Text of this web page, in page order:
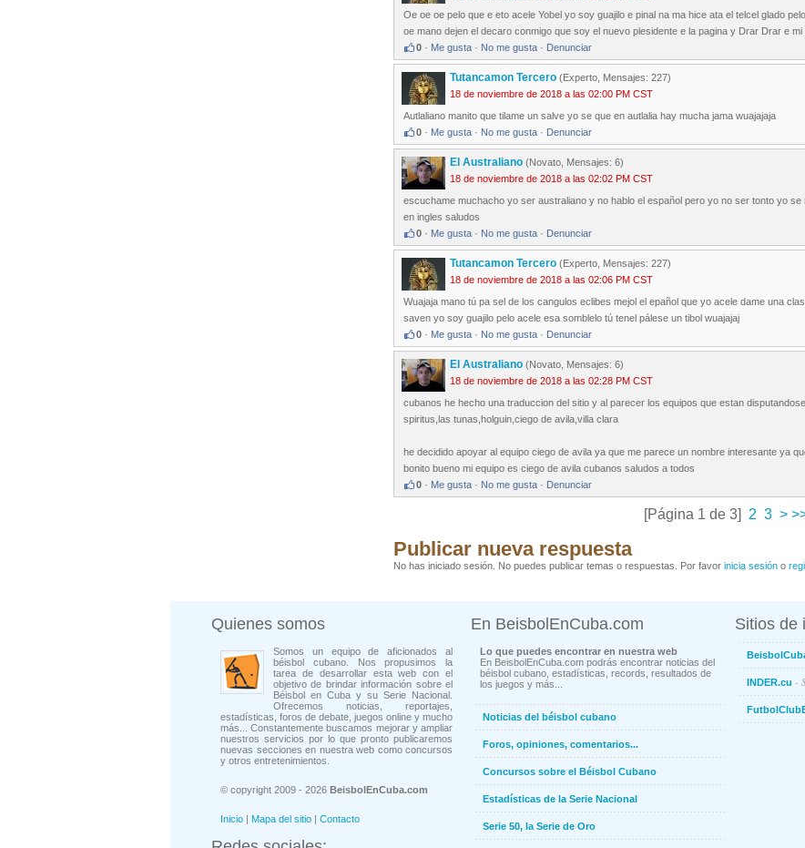
Oe oe oe pelo que e eto acele Yobel yo soy guajilo e pinal na ma hice ata el telcel glado
oe mano dejen el decaro conmigo que soy el nuevo plesidente e la pagina y Drar Drar e
0 · Me gusta · No me gusta · Denunciar
Tutancamon Tercero (Experto, Mensajes: 227)
18 de noviembre de 2018 a las 02:00 PM CST
Autlaliano manito que tilame un salve yo se que en autlalia hay mucha jama wuajajaja
0 · Me gusta · No me gusta · Denunciar
El Australiano (Novato, Mensajes: 6)
18 de noviembre de 2018 a las 02:02 PM CST
escuchame muchacho yo ser australiano y no hablo el español pero yo no ser tonto yo
en ingles saludos
0 · Me gusta · No me gusta · Denunciar
Tutancamon Tercero (Experto, Mensajes: 227)
18 de noviembre de 2018 a las 02:06 PM CST
Wuajaja mano tú pa sel de los cangulos eclibes mejol el epañol que yo acele dame una
saven yo soy guajilo pelo acele esa somblelo tú tenel pálese un tibol wuajajaj
0 · Me gusta · No me gusta · Denunciar
El Australiano (Novato, Mensajes: 6)
18 de noviembre de 2018 a las 02:28 PM CST
cubanos he hecho una traduccion del sitio y al parecer los equipos que estan
spiritus,las tunas,holguin,ciego de avila,villa clara
he decidido apoyar al equipo ciego de avila ya que me parece un nombre interesante ya
bonito bueno mi equipo es ciego de avila cubanos saludos a todos
0 · Me gusta · No me gusta · Denunciar
[Página 1 de 3] 2 3 >
Publicar nueva respuesta
No has iniciado sesión. No puedes publicar temas o respuestas. Por favor inicia sesión o
Quienes somos
Somos un equipo de aficionados al
béisbol cubano. Nos propusimos la
tarea de desarrollar esta web con el
objetivo de brindar información sobre el
Béisbol en Cuba y su Serie Nacional.
Ofrecemos noticias, reportajes,
estadísticas, foros de debate, juegos online y mucho
más... Constantemente buscamos mejorar y ampliar
nuestros servicios por lo que pronto publicaremos
nuevas secciones en nuestra web como concursos
y otros entretenimientos.
© copyright 2009 - 2026 BeisbolEnCuba.com
Inicio | Mapa del sitio | Contacto
En BeisbolEnCuba.com
Lo que puedes encontrar en nuestra web
En BeisbolEnCuba.com podrás encontrar noticias del
béisbol cubano, estadísticas, records, resultados de
los juegos y más...
Noticias del béisbol cubano
Foros, opiniones, comentarios...
Concursos sobre el Béisbol Cubano
Estadísticas de la Serie Nacional
Serie 50, la Serie de Oro
Sitios de
INDER.cu -